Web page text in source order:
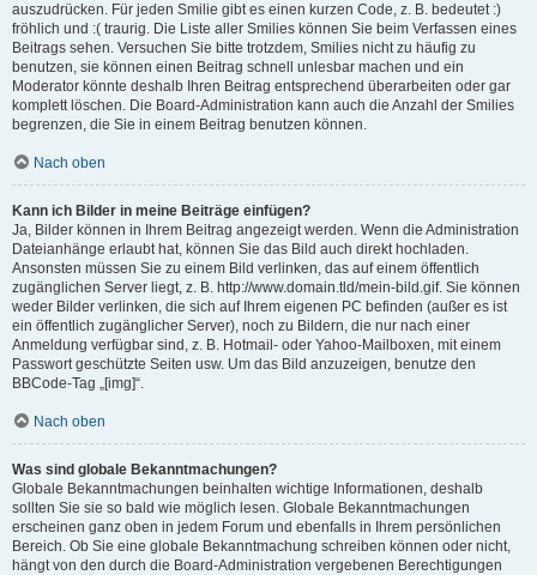
auszudrücken. Für jeden Smilie gibt es einen kurzen Code, z. B. bedeutet :)
fröhlich und :( traurig. Die Liste aller Smilies können Sie beim Verfassen eines
Beitrags sehen. Versuchen Sie bitte trotzdem, Smilies nicht zu häufig zu
benutzen, sie können einen Beitrag schnell unlesbar machen und ein
Moderator könnte deshalb Ihren Beitrag entsprechend überarbeiten oder gar
komplett löschen. Die Board-Administration kann auch die Anzahl der Smilies
begrenzen, die Sie in einem Beitrag benutzen können.
Nach oben
Kann ich Bilder in meine Beiträge einfügen?
Ja, Bilder können in Ihrem Beitrag angezeigt werden. Wenn die Administration
Dateianhänge erlaubt hat, können Sie das Bild auch direkt hochladen.
Ansonsten müssen Sie zu einem Bild verlinken, das auf einem öffentlich
zugänglichen Server liegt, z. B. http://www.domain.tld/mein-bild.gif. Sie können
weder Bilder verlinken, die sich auf Ihrem eigenen PC befinden (außer es ist
ein öffentlich zugänglicher Server), noch zu Bildern, die nur nach einer
Anmeldung verfügbar sind, z. B. Hotmail- oder Yahoo-Mailboxen, mit einem
Passwort geschützte Seiten usw. Um das Bild anzuzeigen, benutze den
BBCode-Tag „[img]“.
Nach oben
Was sind globale Bekanntmachungen?
Globale Bekanntmachungen beinhalten wichtige Informationen, deshalb
sollten Sie sie so bald wie möglich lesen. Globale Bekanntmachungen
erscheinen ganz oben in jedem Forum und ebenfalls in Ihrem persönlichen
Bereich. Ob Sie eine globale Bekanntmachung schreiben können oder nicht,
hängt von den durch die Board-Administration vergebenen Berechtigungen